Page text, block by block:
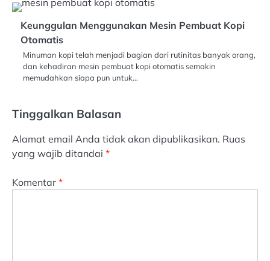
Keunggulan Menggunakan Mesin Pembuat Kopi
Otomatis
Minuman kopi telah menjadi bagian dari rutinitas banyak orang,
dan kehadiran mesin pembuat kopi otomatis semakin
memudahkan siapa pun untuk…
Tinggalkan Balasan
Alamat email Anda tidak akan dipublikasikan. Ruas
yang wajib ditandai *
Komentar *